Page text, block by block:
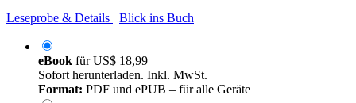
Leseprobe & Details
Blick ins Buch
eBook fürUS$ 18,99
Sofort herunterladen. Inkl. MwSt.
Format: PDF und ePUB – für alle Geräte